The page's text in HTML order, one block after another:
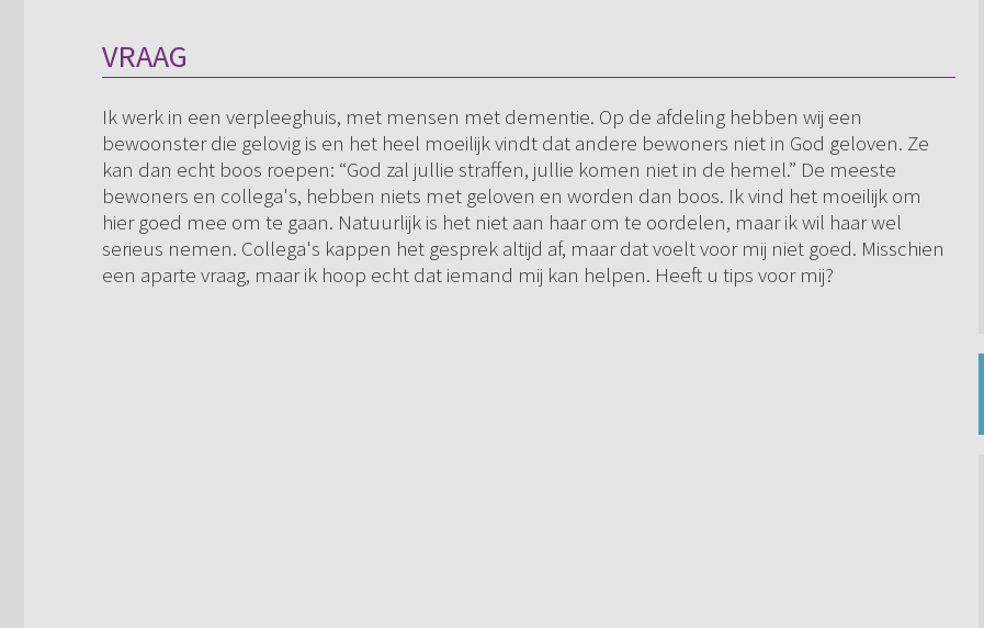
VRAAG
Ik werk in een verpleeghuis, met mensen met dementie. Op de afdeling hebben wij een
bewoonster die gelovig is en het heel moeilijk vindt dat andere bewoners niet in God geloven. Ze
kan dan echt boos roepen: “God zal jullie straffen, jullie komen niet in de hemel.” De meeste
bewoners en collega's, hebben niets met geloven en worden dan boos. Ik vind het moeilijk om
hier goed mee om te gaan. Natuurlijk is het niet aan haar om te oordelen, maar ik wil haar wel
serieus nemen. Collega's kappen het gesprek altijd af, maar dat voelt voor mij niet goed. Misschien
een aparte vraag, maar ik hoop echt dat iemand mij kan helpen. Heeft u tips voor mij?